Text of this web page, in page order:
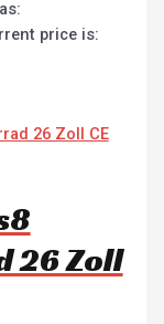
price is:
26 Zoll